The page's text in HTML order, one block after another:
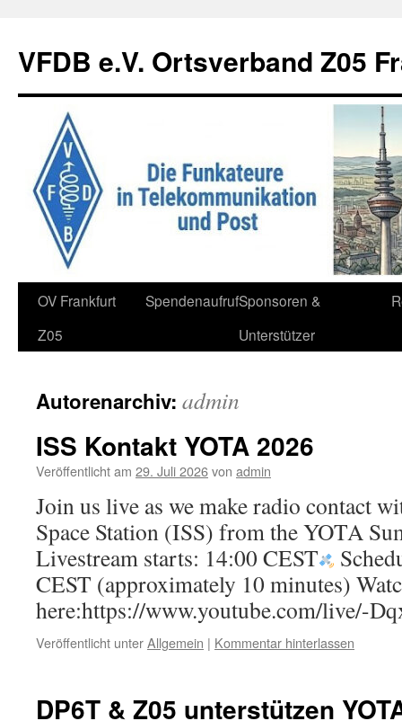
springen
VFDB e.V. Ortsverband Z05
OV Frankfurt
Z05
SpendenaufrufSponsoren &
Unterstützer
Autorenarchiv: admin
ISS Kontakt YOTA 2026
Veröffentlicht am 29. Juli 2026von admin
Join us live as we make radio contact
Space Station (ISS) from the YOTA
Livestream starts: 14:00 CEST
CEST (approximately 10 minutes)
here:https://www.youtube.com/live/-
Veröffentlicht unterAllgemein | Kommentar hinterlassen
DP6T & Z05 unterstützen